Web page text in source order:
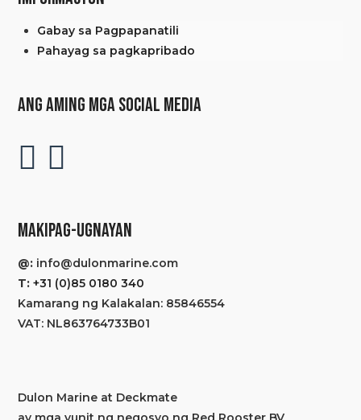
Gabay sa Pagpapanatili
Pahayag sa pagkapribado
ANG AMING MGA SOCIAL MEDIA
MAKIPAG-UGNAYAN
@: info@dulonmarine.com
T: +31 (0)85 0180 340
Kamarang ng Kalakalan: 85846554
VAT: NL863764733B01
Dulon Marine at Deckmate